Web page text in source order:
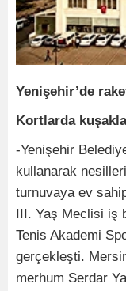
Yenişehir’de
Kortlarda
-Yenişehir
kullanarak
turnuvaya ev
III. Yaş Meclisi iş
Tenis Akademi
gerçekleşti.
merhum Serdar